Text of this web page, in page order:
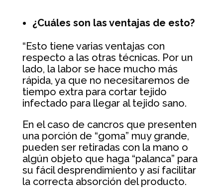
¿Cuáles son las ventajas de esto?
“Esto tiene varias ventajas con
respecto a las otras técnicas. Por un
lado, la labor se hace mucho más
rápida, ya que no necesitaremos de
tiempo extra para cortar tejido
infectado para llegar al tejido sano.
En el caso de cancros que presenten
una porción de “goma” muy grande,
pueden ser retiradas con la mano o
algún objeto que haga “palanca” para
su fácil desprendimiento y así facilitar
la correcta absorción del producto.